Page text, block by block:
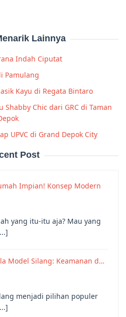
Lainnya
Indah Ciputat
Pamulang
Kayu di Regata Bintaro
Shabby Chic dari GRC di Taman
UPVC di Grand Depok City
Post
Impian! Konsep Modern
yang itu-itu aja? Mau yang
Model Silang: Keamanan d…
menjadi pilihan populer